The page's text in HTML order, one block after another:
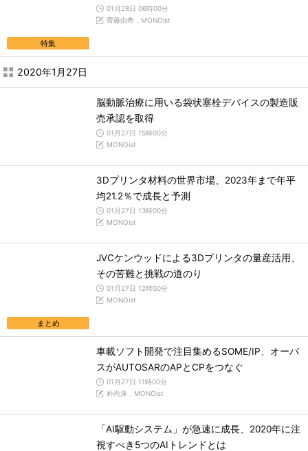
特集
01月28日 06時00分
齊藤由希，MONOist
2020年1月27日
脳動脈治療に用いる袋状塞栓デバイスの製造販
売承認を取得
01月27日 15時00分
MONOist
3Dプリンタ材料の世界市場、2023年まで年平
均21.2％で成長と予測
01月27日 13時00分
MONOist
まとめ
JVCケンウッドによる3Dプリンタの量産活用、
その苦難と挑戦の道のり
01月27日 12時00分
MONOist
車載ソフト開発で注目集めるSOME/IP、オーバ
スがAUTOSARのAPとCPをつなぐ
01月27日 11時00分
朴尚洙，MONOist
「AI駆動システム」が急速に成長、2020年に注
視すべき5つのAIトレンドとは